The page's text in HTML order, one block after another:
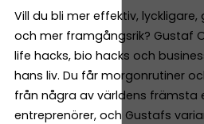
Vill du bli mer effektiv,
och mer framgångsrik? Gustaf
life hacks, bio hacks och
hans liv. Du får morgonrutiner
från några av världens främsta
entreprenörer, och Gustafs